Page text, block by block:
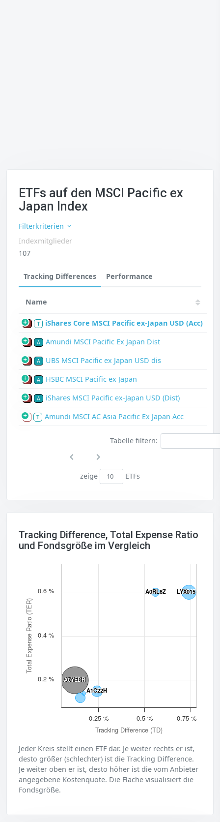
ETFs auf den MSCI Pacific ex
Japan Index
Filterkriterien
Indexmitglieder
107
Tracking Differences Performance
Name
P T iShares Core MSCI Pacific ex-Japan USD (Acc)
P A Amundi MSCI Pacific Ex Japan Dist
P A UBS MSCI Pacific ex Japan USD dis
P A HSBC MSCI Pacific ex Japan
P A iShares MSCI Pacific ex-Japan USD (Dist)
S T Amundi MSCI AC Asia Pacific Ex Japan Acc
Tabelle filtern:
zeige ETFs
Tracking Difference, Total Expense Ratio
und Fondsgröße im Vergleich
Tracking Difference (TD)
Total Expense Ratio (TER)
A0RL8Z
A0RL8Z
A0YEDR
A0YEDR
A1C22H
A1C22H
LYX015
LYX015
0.25 % 0.5 % 0.75 %
0.2 %
0.4 %
0.6 %
Jeder Kreis stellt einen ETF dar. Je weiter rechts er ist,
desto größer (schlechter) ist die Tracking Difference.
Je weiter oben er ist, desto höher ist die vom Anbieter
angegebene Kostenquote. Die Fläche visualisiert die
Fondsgröße.